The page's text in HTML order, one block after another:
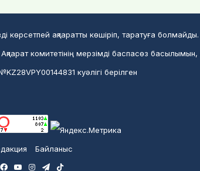
ақпаратты көшіріп, таратуға болмайды.
комитетінің мерзімді баспасөз басылымын,
куәлігі берілген
Байланыс
Facebook
YouTubeInstagram
Telegram
TikTok